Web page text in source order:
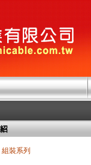
組裝系列